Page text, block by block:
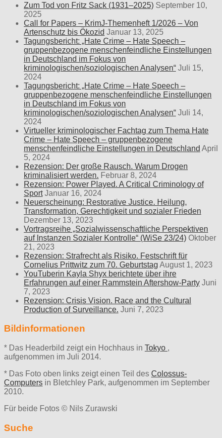
Zum Tod von Fritz Sack (1931–2025) September 10,
2025
Call for Papers – KrimJ-Themenheft 1/2026 – Von
Artenschutz bis Ökozid Januar 13, 2025
Tagungsbericht: „Hate Crime – Hate Speech –
gruppenbezogene menschenfeindliche Einstellungen
in Deutschland im Fokus von
kriminologischen/soziologischen Analysen“ Juli 15,
2024
Tagungsbericht: „Hate Crime – Hate Speech –
gruppenbezogene menschenfeindliche Einstellungen
in Deutschland im Fokus von
kriminologischen/soziologischen Analysen“ Juli 14,
2024
Virtueller kriminologischer Fachtag zum Thema Hate
Crime – Hate Speech – gruppenbezogene
menschenfeindliche Einstellungen in Deutschland April
5, 2024
Rezension: Der große Rausch. Warum Drogen
kriminalisiert werden. Februar 8, 2024
Rezension: Power Played. A Critical Criminology of
Sport Januar 16, 2024
Neuerscheinung: Restorative Justice. Heilung,
Transformation, Gerechtigkeit und sozialer Frieden
Dezember 13, 2023
Vortragsreihe „Sozialwissenschaftliche Perspektiven
auf Instanzen Sozialer Kontrolle“ (WiSe 23/24) Oktober
21, 2023
Rezension: Strafrecht als Risiko. Festschrift für
Cornelius Prittwitz zum 70. Geburtstag August 1, 2023
YouTuberin Kayla Shyx berichtete über ihre
Erfahrungen auf einer Rammstein Aftershow-Party Juni
7, 2023
Rezension: Crisis Vision. Race and the Cultural
Production of Surveillance. Juni 7, 2023
Bildinformationen
* Das Headerbild zeigt ein Hochhaus in Tokyo ,
aufgenommen im Juli 2014.
* Das Foto oben links zeigt einen Teil des Colossus-
Computers in Bletchley Park, aufgenommen im September
2010.
Für beide Fotos © Nils Zurawski
Suche